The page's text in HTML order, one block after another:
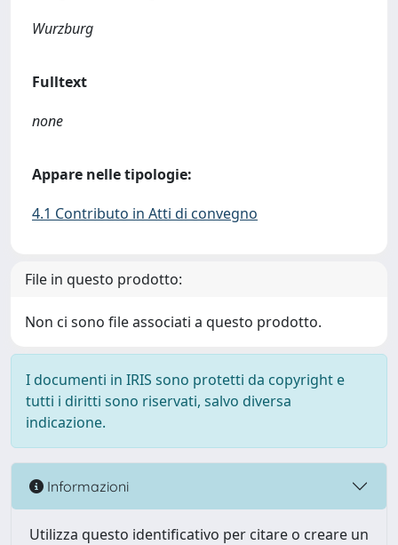
Wurzburg
Fulltext
none
Appare nelle tipologie:
4.1 Contributo in Atti di convegno
File in questo prodotto:
Non ci sono file associati a questo prodotto.
I documenti in IRIS sono protetti da copyright e
tutti i diritti sono riservati, salvo diversa
indicazione.
Informazioni
Utilizza questo identificativo per citare o creare un